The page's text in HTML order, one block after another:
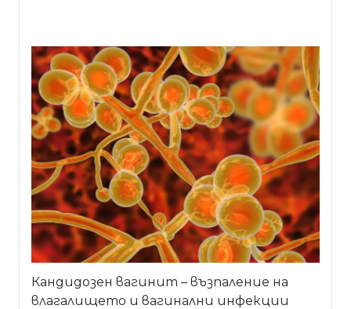
Кандидозен вагинит – възпаление на
влагалището и вагинални инфекции